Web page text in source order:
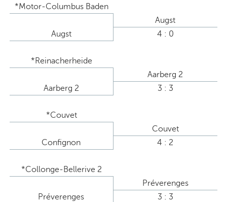
*Motor-Columbus Baden
Augst
Augst
4 : 0
*Reinacherheide
Aarberg 2
Aarberg 2
3 : 3
*Couvet
Couvet
Confignon
4 : 2
*Collonge-Bellerive 2
Préverenges
Préverenges
3 : 3